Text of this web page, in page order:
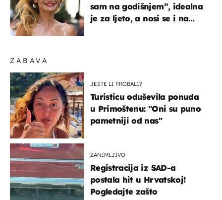
ZABAVA
JESTE LI PROBALI?
Turisticu oduševila ponuda
u Primoštenu: "Oni su puno
pametniji od nas"
ZANIMLJIVO
Registracija iz SAD-a
postala hit u Hrvatskoj!
Pogledajte zašto
sam na godišnjem”, idealna
je za ljeto, a nosi se i na